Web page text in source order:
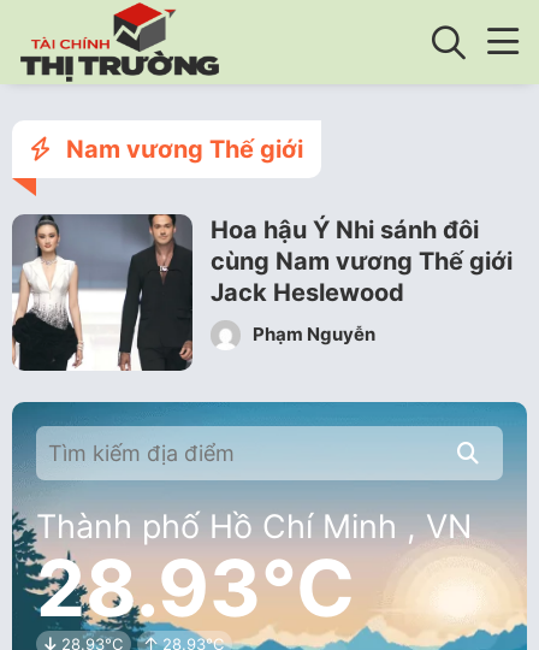
Nam vương Thế giới
Hoa hậu Ý Nhi sánh đôi
cùng Nam vương Thế giới
Jack Heslewood
Phạm Nguyễn
Thành phố Hồ Chí Minh , VN
28.93°C
28.93°C 28.93°C